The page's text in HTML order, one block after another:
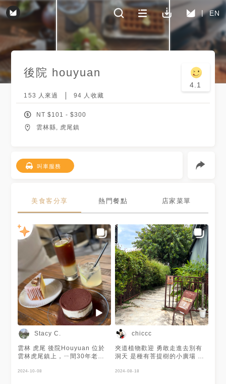
EN
後院 houyuan
4.1
153 人來過 94 人收藏
NT $101 - $300
雲林縣, 虎尾鎮
叫車服務
美食客分享 熱門餐點 店家菜單
Stacy C.
雲林 虎尾 後院Houyuan 位於
雲林虎尾鎮上，ㄧ間30年老宅
就成了餐酒館。不起眼的大門在
2024-10-08
chiccc
夾道植物歡迎 勇敢走進去別有
洞天 是種有菩提樹的小廣場 一
服靜謐的小空間 - 一旁是築間火
2024-08-18